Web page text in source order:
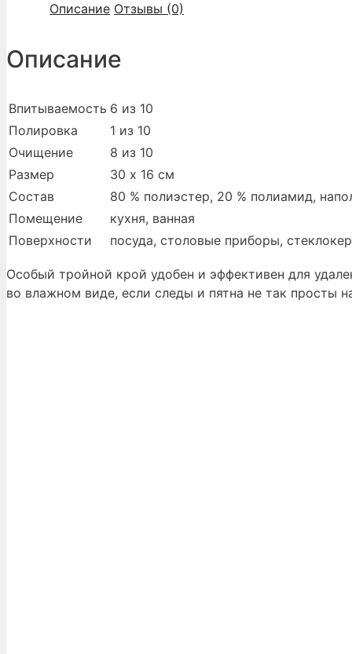
Описание Отзывы (0)
Описание
Впитываемость 6 из 10
Полировка
1 из 10
Очищение
8 из 10
Размер
30 х 16 см
Состав
80 % полиэстер, 20 % полиамид,
Помещение
кухня, ванная
Поверхности
посуда, столовые приборы,
Особый тройной крой удобен и эффективен для
во влажном виде, если следы и пятна не так просты